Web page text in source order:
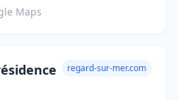
Maps
regard-sur-mer.com